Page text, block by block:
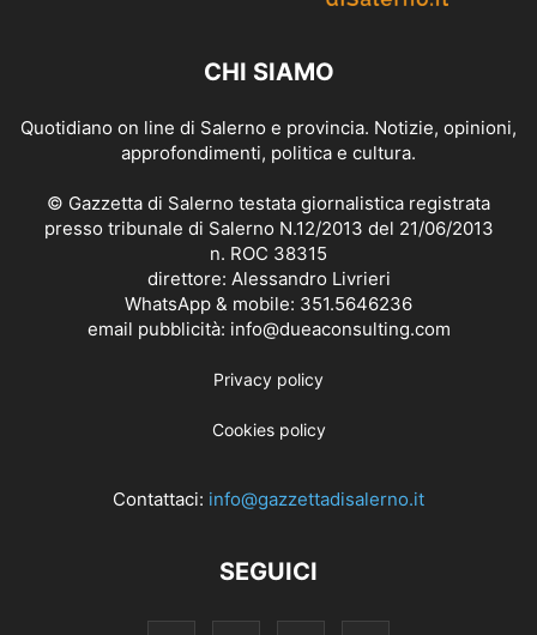
CHI SIAMO
Quotidiano on line di Salerno e provincia. Notizie, opinioni,
approfondimenti, politica e cultura.
© Gazzetta di Salerno testata giornalistica registrata
presso tribunale di Salerno N.12/2013 del 21/06/2013
n. ROC 38315
direttore: Alessandro Livrieri
WhatsApp & mobile: 351.5646236
email pubblicità: info@dueaconsulting.com
Privacy policy
Cookies policy
Contattaci: info@gazzettadisalerno.it
SEGUICI